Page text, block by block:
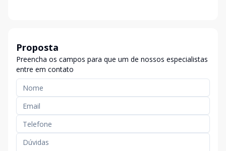
Proposta
Preencha os campos para que um de nossos especialistas
entre em contato